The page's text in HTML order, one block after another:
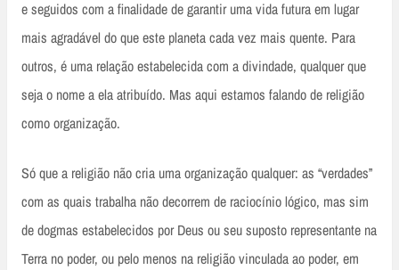
e seguidos com a finalidade de garantir uma vida futura em lugar
mais agradável do que este planeta cada vez mais quente. Para
outros, é uma relação estabelecida com a divindade, qualquer que
seja o nome a ela atribuído. Mas aqui estamos falando de religião
como organização.
Só que a religião não cria uma organização qualquer: as “verdades”
com as quais trabalha não decorrem de raciocínio lógico, mas sim
de dogmas estabelecidos por Deus ou seu suposto representante na
Terra no poder, ou pelo menos na religião vinculada ao poder, em